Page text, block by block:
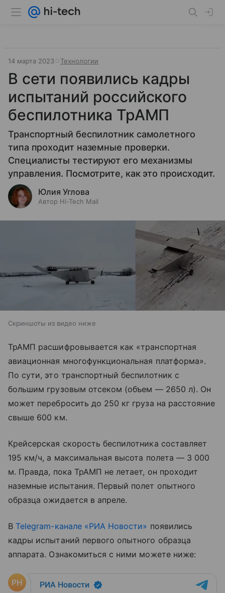
14 марта 2023 Технологии
В сети появились кадры
испытаний российского
беспилотника ТрАМП
Транспортный беспилотник самолетного
типа проходит наземные проверки.
Специалисты тестируют его механизмы
управления. Посмотрите, как это происходит.
Юлия Углова
Автор Hi-Tech Mail
Скриншоты из видео ниже
ТрАМП расшифровывается как «транспортная
авиационная многофункциональная платформа».
По сути, это транспортный беспилотник с
большим грузовым отсеком (объем — 2650 л). Он
может перебросить до 250 кг груза на расстояние
свыше 600 км.
Крейсерская скорость беспилотника составляет
195 км/ч, а максимальная высота полета — 3 000
м. Правда, пока ТрАМП не летает, он проходит
наземные испытания. Первый полет опытного
образца ожидается в апреле.
В Telegram-канале «РИА Новости» появились
кадры испытаний первого опытного образца
аппарата. Ознакомиться с ними можете ниже: